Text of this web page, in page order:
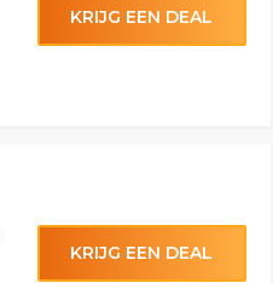
KRIJG EEN DEAL
KRIJG EEN DEAL